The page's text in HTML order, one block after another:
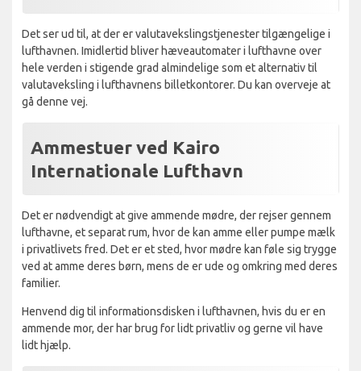
Det ser ud til, at der er valutavekslingstjenester tilgængelige i
lufthavnen. Imidlertid bliver hæveautomater i lufthavne over
hele verden i stigende grad almindelige som et alternativ til
valutaveksling i lufthavnens billetkontorer. Du kan overveje at
gå denne vej.
Ammestuer ved Kairo
Internationale Lufthavn
Det er nødvendigt at give ammende mødre, der rejser gennem
lufthavne, et separat rum, hvor de kan amme eller pumpe mælk
i privatlivets fred. Det er et sted, hvor mødre kan føle sig trygge
ved at amme deres børn, mens de er ude og omkring med deres
familier.
Henvend dig til informationsdisken i lufthavnen, hvis du er en
ammende mor, der har brug for lidt privatliv og gerne vil have
lidt hjælp.